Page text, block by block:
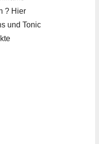
? Hier
und Tonic